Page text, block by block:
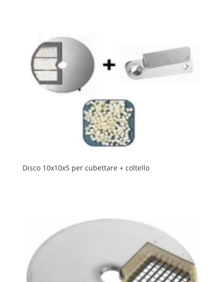
Disco 10x10x5 per cubettare + coltello